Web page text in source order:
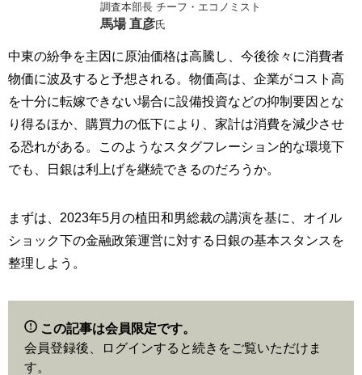
調査本部長 チーフ・エコノミスト
馬場 直彦氏
中東の紛争を主因に原油価格は高騰し、今後徐々に消費者
物価に波及すると予想される。物価高は、企業がコスト高
を十分に転嫁できない場合に設備投資などの抑制要因とな
り得るほか、購買力の低下により、家計は消費を減少させ
る恐れがある。このようなスタグフレーション的な環境下
でも、日銀は利上げを継続できるのだろうか。
まずは、2023年5月の植田和男総裁の講演を基に、オイル
ショック下の金融政策運営に対する日銀の基本スタンスを
整理しよう。
この記事は会員限定です。
会員登録後、ログインすると続きをご覧いただけま
す。